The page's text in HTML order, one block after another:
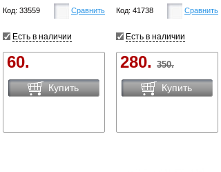
Код: 33559 Сравнить
Есть в наличии
60.
Купить
Код: 41738 Сравнить
Есть в наличии
280. 350.
Купить